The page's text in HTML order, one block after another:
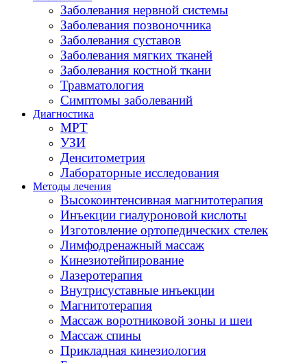
Заболевания нервной системы
Заболевания позвоночника
Заболевания суставов
Заболевания мягких тканей
Заболевания костной ткани
Травматология
Симптомы заболеваний
Диагностика
МРТ
УЗИ
Денситометрия
Лабораторные исследования
Методы лечения
Высокоинтенсивная магнитотерапия
Инъекции гиалуроновой кислоты
Изготовление ортопедических стелек
Лимфодренажный массаж
Кинезиотейпирование
Лазеротерапия
Внутрисуставные инъекции
Магнитотерапия
Массаж воротниковой зоны и шеи
Массаж спины
Прикладная кинезиология